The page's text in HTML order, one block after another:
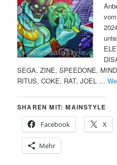
SEGA, ZINE, SPEEDONE,
RITUS, COKE, RAT, JOEL …
SHAREN MIT: MAINSTYLE
Facebook
X
Mehr